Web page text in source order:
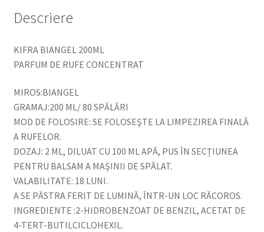
Descriere
KIFRA BIANGEL 200ML
PARFUM DE RUFE CONCENTRAT
MIROS:BIANGEL
GRAMAJ:200 ML/ 80 SPĂLĂRI
MOD DE FOLOSIRE: SE FOLOSEŞTE LA LIMPEZIREA FINALĂ
A RUFELOR.
DOZAJ: 2 ML, DILUAT CU 100 ML APĂ, PUS ÎN SECȚIUNEA
PENTRU BALSAM A MAŞINII DE SPĂLAT.
VALABILITATE: 18 LUNI.
A SE PĂSTRA FERIT DE LUMINĂ, ÎNTR-UN LOC RĂCOROS.
INGREDIENTE :2-HIDROBENZOAT DE BENZIL, ACETAT DE
4-TERT-BUTILCICLOHEXIL.